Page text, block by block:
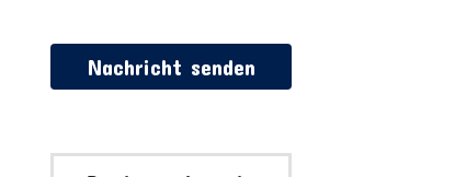
Nachricht senden